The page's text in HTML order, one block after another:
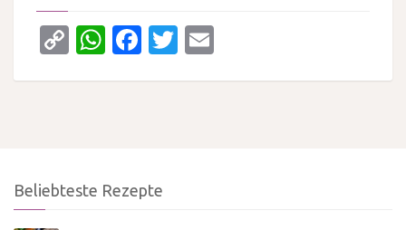
CopyWhatsApp
Facebook
Twitter
Beliebteste Rezepte